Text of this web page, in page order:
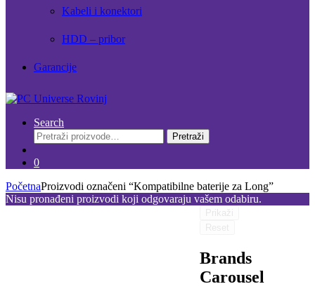
Kabeli i konektori
HDD – pribor
Garancije
Search
Pretraži:
Pretraži
0
PočetnaProizvodi označeni “Kompatibilne baterije za Long”
Nisu pronađeni proizvodi koji odgovaraju vašem odabiru.
Brands
Carousel